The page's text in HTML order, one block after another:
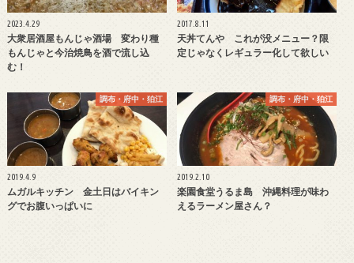
2023.4.29
大衆居酒屋もんじゃ酒場 変わり種
もんじゃと今治焼鳥を酒で流し込
む！
2017.8.11
天丼てんや これが没メニュー？限
定じゃなくレギュラー化して欲しい
調布・府中・狛江
2019.4.9
ムガルキッチン 金土日はバイキン
グでお腹いっぱいに
調布・府中・狛江
2019.2.10
楽園食堂うるま島 沖縄料理が味わ
えるラーメン屋さん？